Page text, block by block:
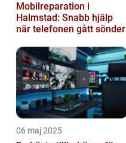
Mobilreparation i
Halmstad: Snabb hjälp
när telefonen gått sönder
06 maj 2025